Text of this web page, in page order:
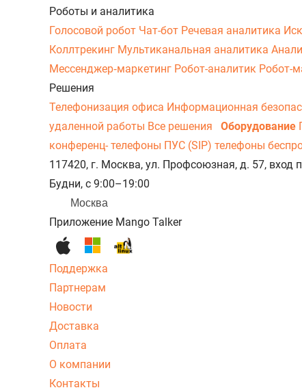
Роботы и аналитика
Голосовой робот Чат-бот Речевая аналитика
Коллтрекинг Мультиканальная аналитика
Мессенджер‑маркетинг Робот-аналитик Робот-
Решения
Телефонизация офиса Информационная
удаленной работы Все решения Оборудование
конференц- телефоны ПУС (SIP) телефоны
117420, г. Москва, ул. Профсоюзная, д. 57, вход
Будни, с 9:00–19:00
Москва
Приложение Mango Talker
Поддержка
Партнерам
Новости
Доставка
Оплата
О компании
Контакты